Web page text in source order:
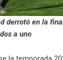
derrotó en la
a uno